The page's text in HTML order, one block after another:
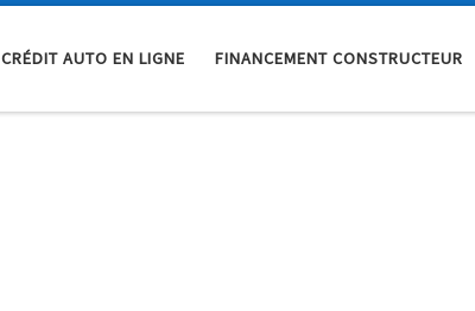
CRÉDIT AUTO EN LIGNE FINANCEMENT CONSTRUCTEUR